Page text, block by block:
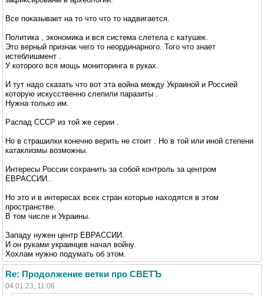
Все показывает на то что что то надвигается.
Политика , экономика и вся система слетела с катушек.
Это верный признак чего то неординарного. Того что знает
истеблишмент .
У которого вся мощь мониторинга в руках.
И тут надо сказать что вот эта война между Украиной и Россией
которую искусственно слепили паразиты .
Нужна только им.
Распад СССР из той же серии .
Но в страшилки конечно верить не стоит . Но в той или иной степени
катаклизмы возможны.
Интересы России сохранить за собой контроль за центром
ЕВРАССИИ..
Но это и в интересах всех стран которые находятся в этом
пространстве.
В том числе и Украины.
Западу нужен центр ЕВРАССИИ.
И он руками украинцев начал войну.
Хохлам нужно подумать об этом.
Re: Продолжение ветки про СВЕТЪ
04.01.23, 11:06